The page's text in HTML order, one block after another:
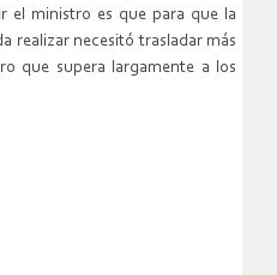
el ministro es que para que la
realizar necesitó trasladar más
que supera largamente a los